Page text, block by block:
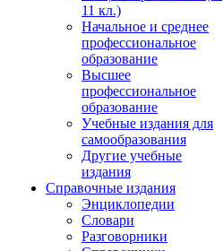
11 кл.)
Начальное и среднее
профессиональное
образование
Высшее
профессиональное
образование
Учебные издания для
самообразования
Другие учебные
издания
Справочные издания
Энциклопедии
Словари
Разговорники